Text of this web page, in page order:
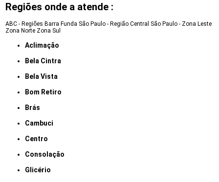
Regiões onde a atende :
ABC - Regiões Barra Funda São Paulo - Região Central São Paulo - Zona Leste
Zona Norte Zona Sul
Aclimação
Bela Cintra
Bela Vista
Bom Retiro
Brás
Cambuci
Centro
Consolação
Glicério